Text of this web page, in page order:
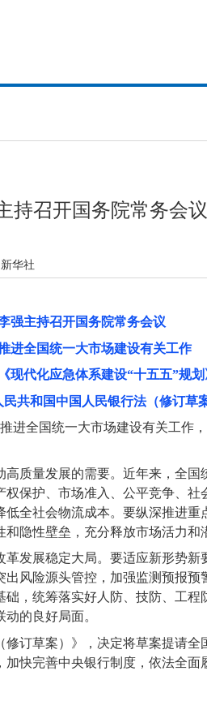
持召开国务院常务会议
新华社
强主持召开国务院常务会议
进全国统一大市场建设有关工作
现代化应急体系建设“十五五”规划
共和国中国人民银行法（修订草
进全国统一大市场建设有关工作
质量发展的需要。近年来，全
保护、市场准入、公平竞争、
全社会物流成本。要纵深推进
隐性壁垒，充分释放市场活力和
发展稳定大局。要适应新形势
风险源头管控，加强监测预报
，统筹落实好人防、技防、工
的良好局面。
订草案）》，决定将草案提请
快完善中央银行制度，依法全面